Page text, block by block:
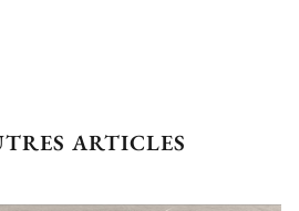
ARTICLES